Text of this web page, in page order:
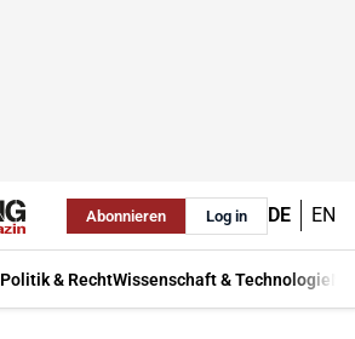
Abonnieren Log in DE EN
Politik & RechtWissenschaft & Technologie